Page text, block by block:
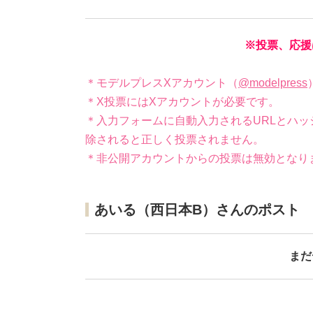
※投票、応援
＊モデルプレスXアカウント（@modelpress
＊X投票にはXアカウントが必要です。
＊入力フォームに自動入力されるURLとハッ
除されると正しく投票されません。
＊非公開アカウントからの投票は無効となり
あいる（西日本B）さんのポスト
ま